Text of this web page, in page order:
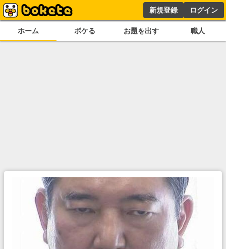
新規登録 ログイン
ホーム ボケる お題を出す 職人